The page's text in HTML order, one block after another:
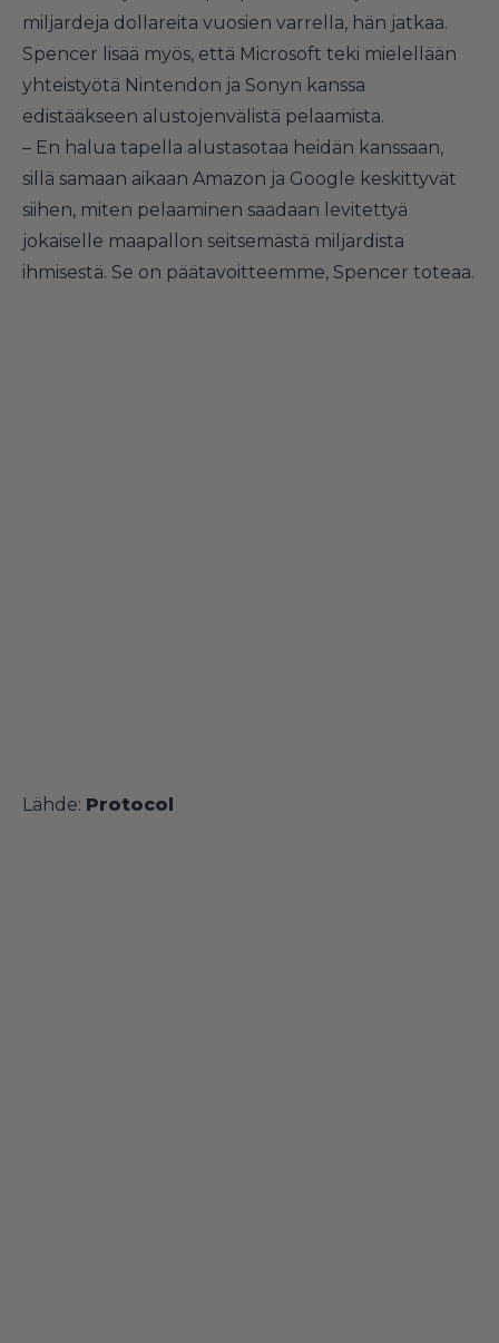
miljardeja dollareita vuosien varrella, hän jatkaa.
Spencer lisää myös, että Microsoft teki mielellään
yhteistyötä Nintendon ja Sonyn kanssa
edistääkseen alustojenvälistä pelaamista.
– En halua tapella alustasotaa heidän kanssaan,
sillä samaan aikaan Amazon ja Google keskittyvät
siihen, miten pelaaminen saadaan levitettyä
jokaiselle maapallon seitsemästä miljardista
ihmisestä. Se on päätavoitteemme, Spencer toteaa.
Lähde: Protocol